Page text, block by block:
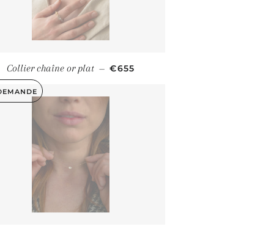
Collier chaîne or plat — PRIX RÉGULIER
€655